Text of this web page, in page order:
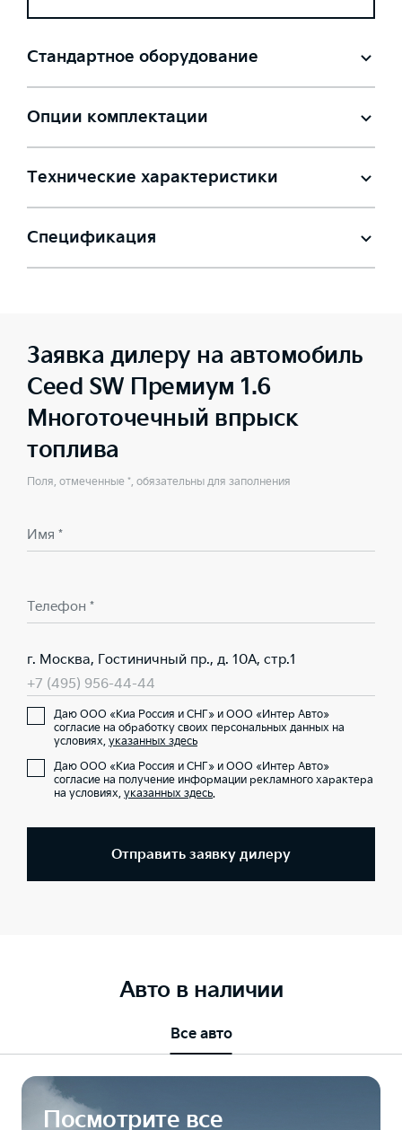
Стандартное оборудование
Опции комплектации
Технические характеристики
Спецификация
Заявка дилеру на автомобиль
Ceed SW Премиум 1.6
Многоточечный впрыск
топлива
Поля, отмеченные *, обязательны для заполнения
Имя *
Телефон *
г. Москва, Гостиничный пр., д. 10А, стр.1
+7 (495) 956-44-44
Даю ООО «Киа Россия и СНГ» и ООО «Интер Авто»
согласие на обработку своих персональных данных на
условиях, указанных здесь
Даю ООО «Киа Россия и СНГ» и ООО «Интер Авто»
согласие на получение информации рекламного характера
на условиях, указанных здесь.
Отправить заявку дилеру
Авто в наличии
Все авто
Посмотрите все